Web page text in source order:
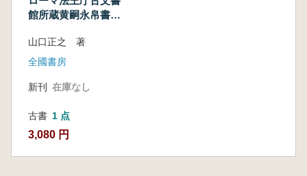
館所蔵黄嗣永帛書の
山口正之 著
全國書房
新刊 在庫なし
古書 1 点
3,080 円